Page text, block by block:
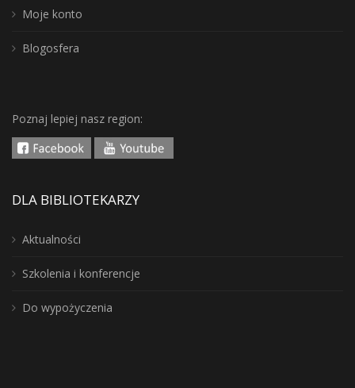
Moje konto
Blogosfera
Poznaj lepiej nasz region:
DLA BIBLIOTEKARZY
Aktualności
Szkolenia i konferencje
Do wypożyczenia